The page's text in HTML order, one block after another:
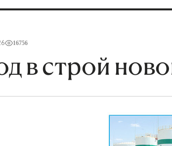
16756
в строй